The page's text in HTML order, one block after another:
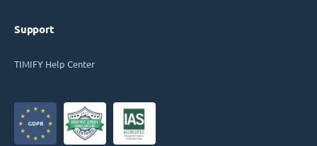
Support
TIMIFY Help Center